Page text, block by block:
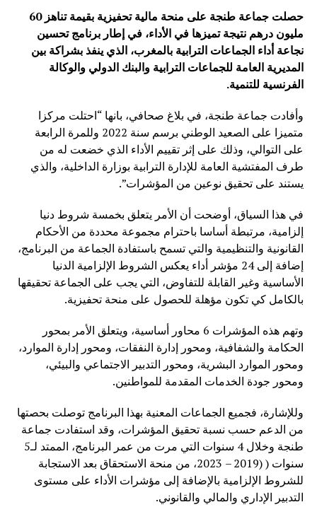
حصلت جماعة طنجة على منحة مالية تحفيزية بقيمة تناهز 60
مليون درهم نتيجة تميزها في الأداء، في إطار برنامج تحسين
نجاعة أداء الجماعات الترابية بالمغرب، الذي ينفذ بشراكة بين
المديرية العامة للجماعات الترابية والبنك الدولي والوكالة
الفرنسية للتنمية.
وأفادت جماعة طنجة، في بلاغ صحافي، بانها “احتلت مركزا
متميزا على الصعيد الوطني برسم سنة 2022 وللمرة الرابعة
على التوالي، وذلك على إثر تقييم الأداء الذي خضعت له من
طرف المفتشية العامة للإدارة الترابية بوزارة الداخلية، والذي
يستند على تحقيق نوعين من المؤشرات”.
في هذا السياق، أوضحت أن الأمر يتعلق بخمسة شروط دنيا
إلزامية، مرتبطة أساسا باحترام مجموعة محددة من الأحكام
القانونية والتنظيمية والتي تسمح باستفادة الجماعة من البرنامج،
إضافة إلى 24 مؤشر أداء يعكس الشروط الإلزامية الدنيا
الأساسية وغير القابلة للتفاوض، التي يجب على الجماعة تحقيقها
بالكامل كي تكون مؤهلة للحصول على منحة تحفيزية.
وتهم هذه المؤشرات 6 محاور أساسية، ويتعلق الأمر بمحور
الحكامة والشفافية، ومحور إدارة النفقات، ومحور إدارة الموارد،
ومحور الموارد البشرية، ومحور التدبير الاجتماعي والبيئي،
ومحور جودة الخدمات المقدمة للمواطنين.
وللإشارة، فجميع الجماعات المعنية بهذا البرنامج توصلت بحصتها
من الدعم حسب نسبة تحقيق المؤشرات، وقد استفادت جماعة
طنجة وخلال 4 سنوات التي مرت من عمر البرنامج، الممتد لـ5
سنوات ( (2019 – 2023، من منحة الاستحقاق بعد الاستجابة
للشروط الإلزامية بالإضافة إلى مؤشرات الأداء على مستوى
التدبير الإداري والمالي والقانوني.